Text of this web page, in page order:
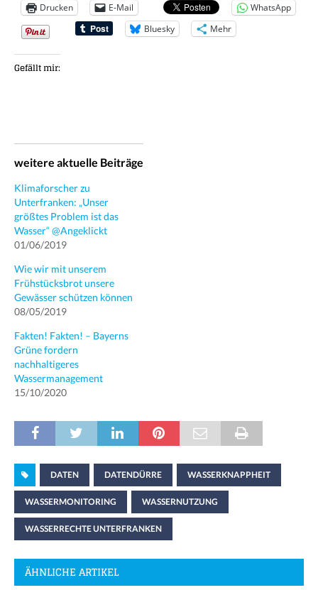
Drucken E-Mail
WhatsApp
Bluesky
Mehr
Gefällt mir:
weitere aktuelle Beiträge
Klimaforscher zu
Unterfranken: „Unser
größtes Problem ist das
Wasser“ @Angeklickt
01/06/2019
Wie wir mit unserem
Frühstücksbrot unsere
Gewässer schützen können
08/05/2019
Fakten! Fakten! – Bayerns
Grüne fordern
nachhaltigeres
Wassermanagement
15/10/2020
DATEN DATENDÜRRE WASSERKNAPPHEIT
WASSERMONITORING WASSERNUTZUNG
WASSERRECHTE UNTERFRANKEN
ÄHNLICHE ARTIKEL